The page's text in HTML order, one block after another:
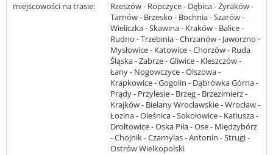
miejscowości na trasie:
Rzeszów - Ropczyce - Dębica - Żyraków -
Tarnów - Brzesko - Bochnia - Szarów -
Wieliczka - Skawina - Kraków - Balice -
Rudno - Trzebinia - Chrzanów - Jaworzno -
Mysłowice - Katowice - Chorzów - Ruda
Śląska - Zabrze - Gliwice - Kleszczów -
Łany - Nogowczyce - Olszowa -
Krapkowice - Gogolin - Dąbrówka Górna -
Prądy - Przylesie - Brzeg - Brzezimierz -
Krajków - Bielany Wrocławskie - Wrocław -
Łozina - Oleśnica - Sokołowice - Katiusza -
Drołtowice - Oska Piła - Ose - Międzybórz
- Chojnik - Czarnylas - Antonin - Strugi -
Ostrów Wielkopolski